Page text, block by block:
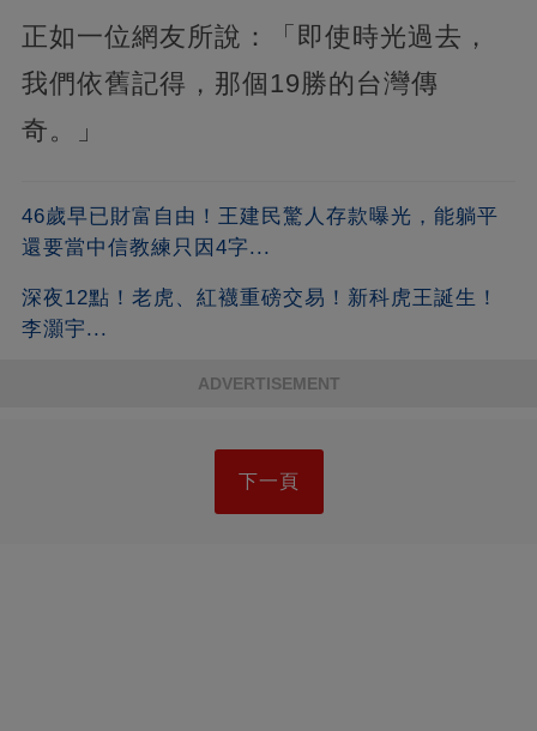
正如一位網友所說：「即使時光過去，
我們依舊記得，那個19勝的台灣傳
奇。」
46歲早已財富自由！王建民驚人存款曝光，能躺平
還要當中信教練只因4字...
深夜12點！老虎、紅襪重磅交易！新科虎王誕生！
李灝宇...
ADVERTISEMENT
下一頁